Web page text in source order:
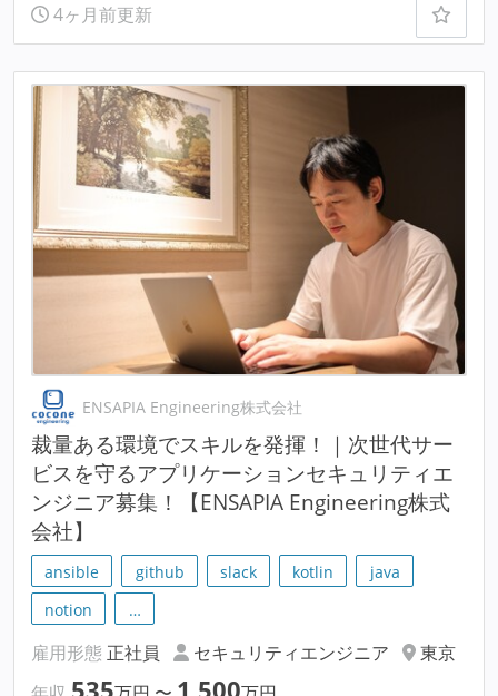
4ヶ月前更新
ENSAPIA Engineering株式会社
裁量ある環境でスキルを発揮！｜次世代サー
ビスを守るアプリケーションセキュリティエ
ンジニア募集！【ENSAPIA Engineering株式
会社】
ansible github slack kotlin
java
notion
…
雇用形態 正社員 セキュリティエンジニア
東京